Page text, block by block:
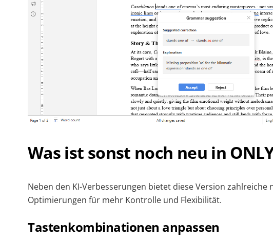
Was ist sonst noch neu in
Neben den KI-Verbesserungen bietet diese Version zahlreiche
Optimierungen für mehr Kontrolle und Flexibilität.
Tastenkombinationen anpassen